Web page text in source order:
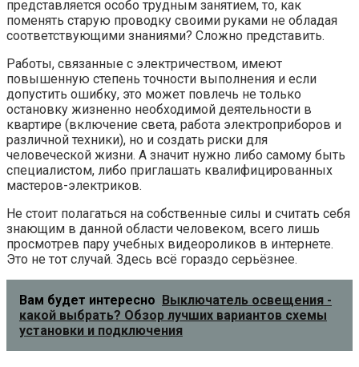
представляется особо трудным занятием, то, как
поменять старую проводку своими руками не обладая
соответствующими знаниями? Сложно представить.
Работы, связанные с электричеством, имеют
повышенную степень точности выполнения и если
допустить ошибку, это может повлечь не только
остановку жизненно необходимой деятельности в
квартире (включение света, работа электроприборов и
различной техники), но и создать риски для
человеческой жизни. А значит нужно либо самому быть
специалистом, либо приглашать квалифицированных
мастеров-электриков.
Не стоит полагаться на собственные силы и считать себя
знающим в данной области человеком, всего лишь
просмотрев пару учебных видеороликов в интернете.
Это не тот случай. Здесь всё гораздо серьёзнее.
Вам будет интересно Выключатель освещения -
какой выбрать? Обзор лучших вариантов схемы
установки и подключения